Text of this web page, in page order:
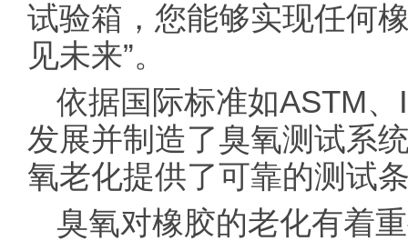
试验箱，您能够实现任何
见未来”。
依据国际标准如ASTM
发展并制造了臭氧测试系
氧老化提供了可靠的测试
臭氧对橡胶的老化有着